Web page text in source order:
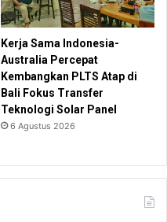
Kerja Sama Indonesia-
Australia Percepat
Kembangkan PLTS Atap di
Bali Fokus Transfer
Teknologi Solar Panel
6 Agustus 2026